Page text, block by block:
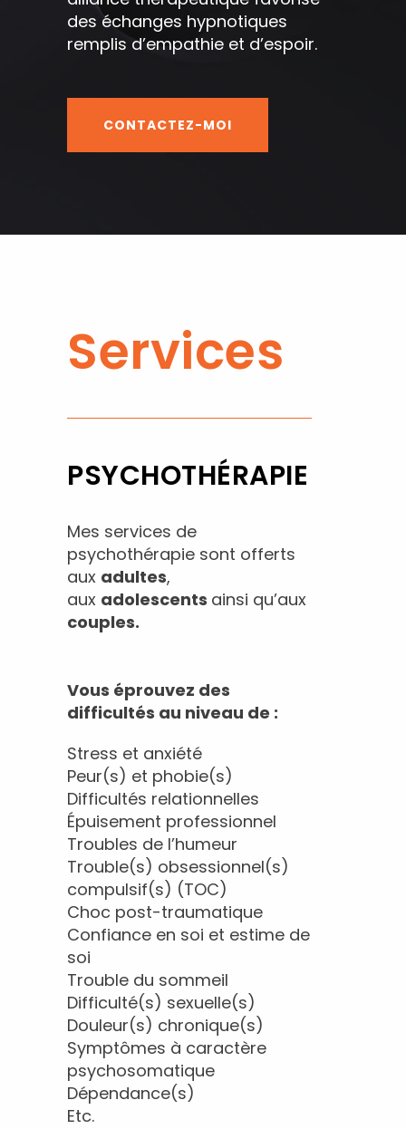
des échanges hypnotiques
remplis d’empathie et d’espoir.
CONTACTEZ-MOI
Services
PSYCHOTHÉRAPIE
Mes services de
psychothérapie sont offerts
aux adultes,
aux adolescents ainsi qu’aux
couples.
Vous éprouvez des
difficultés au niveau de :
Stress et anxiété
Peur(s) et phobie(s)
Difficultés relationnelles
Épuisement professionnel
Troubles de l’humeur
Trouble(s) obsessionnel(s)
compulsif(s) (TOC)
Choc post-traumatique
Confiance en soi et estime de
soi
Trouble du sommeil
Difficulté(s) sexuelle(s)
Douleur(s) chronique(s)
Symptômes à caractère
psychosomatique
Dépendance(s)
Etc.